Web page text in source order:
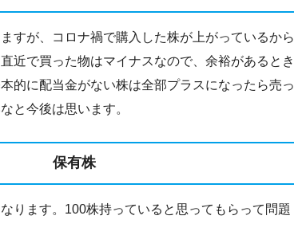
すが、コロナ禍で購入した株が上がっているから
近で買った物はマイナスなので、余裕があるとき
的に配当金がない株は全部プラスになったら売っ
と今後は思います。
保有株
ります。100株持っていると思ってもらって問題